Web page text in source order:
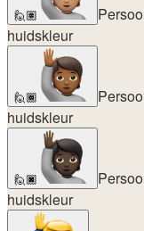
🙋🏽
huidskleur
🙋🏾
huidskleur
🙋🏿
huidskleur